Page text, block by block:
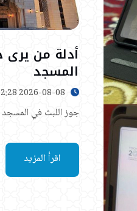
أدلة من يرى
المسجد
جوز اللبث في المسجد